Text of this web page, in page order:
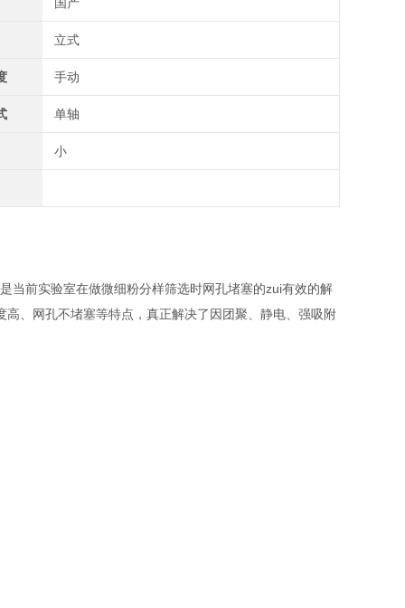
立式
手动
单轴
小
当前实验室在做微细粉分样筛选时网孔堵塞的zui有效的解
、网孔不堵塞等特点，真正解决了因团聚、静电、强吸附